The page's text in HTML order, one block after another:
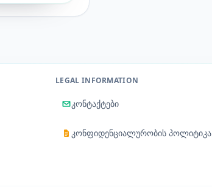
LEGAL INFORMATION
კონტაქტები
კონფიდენციალურობის პოლიტიკა